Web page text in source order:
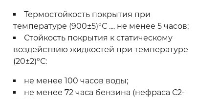
Термостойкость покрытия при
температуре (900±5)°С .... не менее 5 часов;
Стойкость покрытия к статическому
воздействию жидкостей при температуре
(20±2)°С:
не менее 100 часов воды;
не менее 72 часа бензина (нефраса С2-